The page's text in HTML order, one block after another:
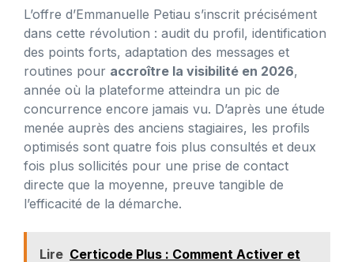
L’offre d’Emmanuelle Petiau s’inscrit précisément
dans cette révolution : audit du profil, identification
des points forts, adaptation des messages et
routines pour accroître la visibilité en 2026,
année où la plateforme atteindra un pic de
concurrence encore jamais vu. D’après une étude
menée auprès des anciens stagiaires, les profils
optimisés sont quatre fois plus consultés et deux
fois plus sollicités pour une prise de contact
directe que la moyenne, preuve tangible de
l’efficacité de la démarche.
Lire Certicode Plus : Comment Activer et